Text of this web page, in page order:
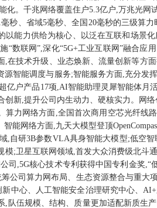
化。千兆网络覆盖住户5.3亿户,万兆光
秒、省域5毫秒、全国20毫秒的三级算
以能力供给为核心、以泛在互联和场景
“数联网”,深化“5G+工业互联网”融合
,在技术升级、业态焕新、流量创新等方
源智能调度与服务;智能服务方面,充分
亿户产品17项,AI智能助理灵犀智能体
创新,提升公司内生动力、硬核实力。网
算力网络方面,全国首次商用空芯光纤线
能网络方面,九天大模型登顶
,自研3B参数VLA具身智能大模型;低空
模;卫星互联网领域,首发大众消费级北
司,5G核心技术专利获得中国专利金奖
公司算力网布局、生态资源整合与重
中心、人工智能安全治理研究中心、
,队伍规模、结构、质量更加适配新质生